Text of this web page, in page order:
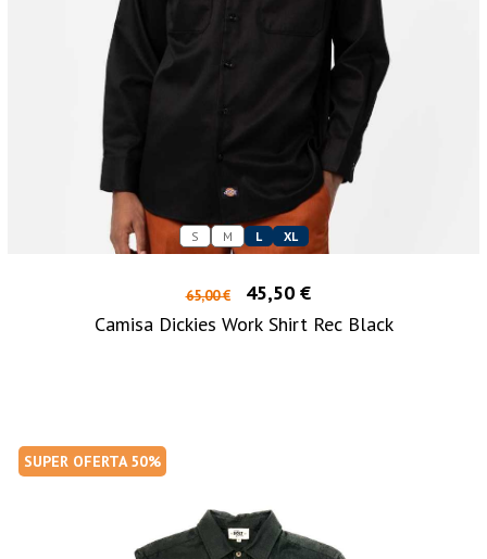
S M L XL
65,00 €
45,50 €
Camisa Dickies Work Shirt Rec Black
SUPER OFERTA 50%